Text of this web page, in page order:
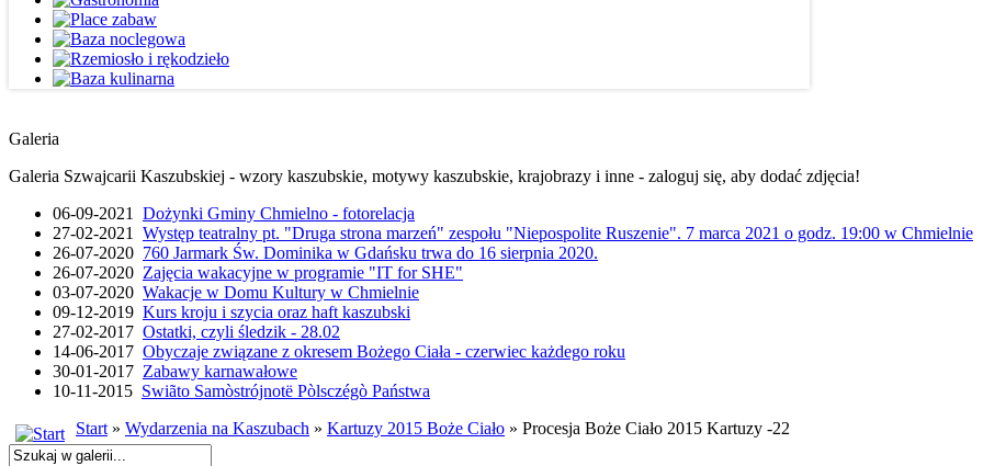
Galeria
Galeria Szwajcarii Kaszubskiej - wzory kaszubskie, motywy kaszubskie, krajobrazy i inne - zaloguj się, aby dodać zdjęcia!
06-09-2021 Dożynki Gminy Chmielno - fotorelacja
27-02-2021 Występ teatralny pt. "Druga strona marzeń" zespołu "Niepospolite Ruszenie". 7 marca 2021 o godz. 19:00 w Chmielnie
26-07-2020 760 Jarmark Św. Dominika w Gdańsku trwa do 16 sierpnia 2020.
26-07-2020 Zajęcia wakacyjne w programie "IT for SHE"
03-07-2020 Wakacje w Domu Kultury w Chmielnie
09-12-2019 Kurs kroju i szycia oraz haft kaszubski
27-02-2017 Ostatki, czyli śledzik - 28.02
14-06-2017 Obyczaje związane z okresem Bożego Ciała - czerwiec każdego roku
30-01-2017 Zabawy karnawałowe
10-11-2015 Swiãto Samòstrójnotë Pòlsczégò Państwa
Start» Wydarzenia na Kaszubach » Kartuzy 2015 Boże Ciało » Procesja Boże Ciało 2015 Kartuzy -22